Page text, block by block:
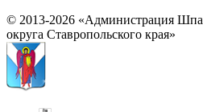
© 2013-2026 «Администрация
округа Ставропольского края»